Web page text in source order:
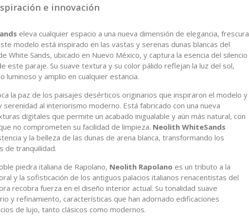
e innovación
eleva cualquier espacio a una nueva dimensión de elegancia, frescura
modelo está inspirado en las vastas y serenas dunas blancas del
White Sands, ubicado en Nuevo México, y captura la esencia del silencio
este paraje. Su suave textura y su color pálido reflejan la luz del sol,
luminoso y amplio en cualquier estancia.
la paz de los paisajes desérticos originarios que inspiraron el modelo y
al interiorismo moderno. Está fabricado con una nueva
digitales que permite un acabado inigualable y aún más natural, con
no comprometen su facilidad de limpieza. Neolith WhiteSands
y la belleza de las dunas de arena blanca, transformando los
de tranquilidad.
piedra italiana de Rapolano, Neolith Rapolano es un tributo a la
y la sofisticación de los antiguos palacios italianos renacentistas del
recobra fuerza en el diseño interior actual. Su tonalidad suave
y refinamiento, características que han adornado edificaciones
de lujo, tanto clásicos como modernos.